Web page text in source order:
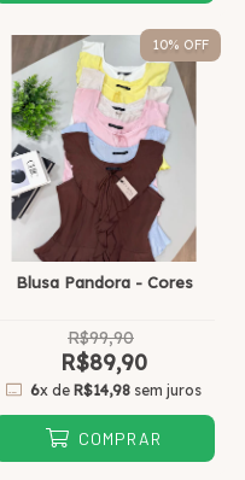
10% OFF
Blusa Pandora - Cores
R$99,90
R$89,90
6x de R$14,98 sem juros
COMPRAR